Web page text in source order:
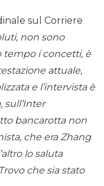
sul Corriere
non sono
tempo i concetti, è
attuale,
e l’intervista è
sull’Inter
bancarotta non
che era Zhang
lo saluta
che sia stato